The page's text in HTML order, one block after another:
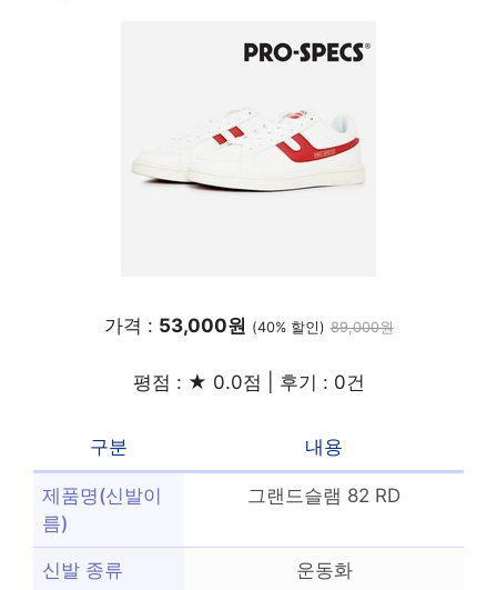
가격 : 53,000원 (40% 할인) 89,000원
평점 : ★ 0.0점 | 후기 : 0건
구분 내용
제품명(신발이
름)
그랜드슬램 82 RD
신발 종류 운동화